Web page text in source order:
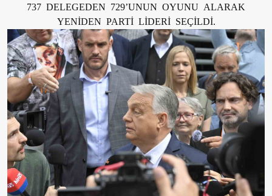
737 DELEGEDEN 729’UNUN OYUNU ALARAK
YENİDEN PARTİ LİDERİ SEÇİLDİ.